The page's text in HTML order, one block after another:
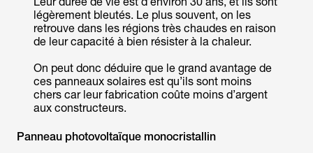
légèrement bleutés. Le plus souvent, on les
retrouve dans les régions très chaudes en raison
de leur capacité à bien résister à la chaleur.
On peut donc déduire que le grand avantage de
ces panneaux solaires est qu’ils sont moins
chers car leur fabrication coûte moins d’argent
aux constructeurs.
Panneau photovoltaïque monocristallin